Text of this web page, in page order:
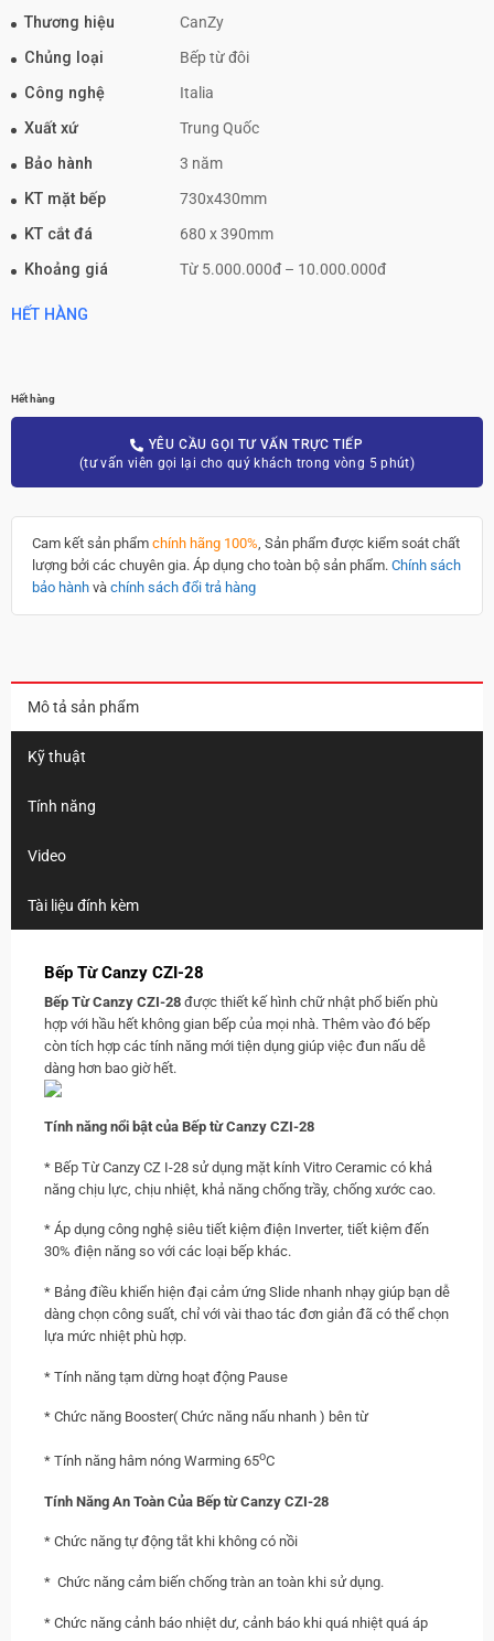
Thương hiệu
CanZy
Chủng loại
Bếp từ đôi
Công nghệ
Italia
Xuất xứ
Trung Quốc
Bảo hành
3 năm
KT mặt bếp
730x430mm
KT cắt đá
680 x 390mm
Khoảng giá
Từ 5.000.000đ – 10.000.000đ
HẾT HÀNG
Hết hàng
YÊU CẦU GỌI TƯ VẤN TRỰC TIẾP
(tư vấn viên gọi lại cho quý khách trong vòng 5 phút)
Cam kết sản phẩm chính hãng 100% , Sản phẩm được kiểm soát chất
lượng bởi các chuyên gia. Áp dụng cho toàn bộ sản phẩm. Chính sách
bảo hành và chính sách đổi trả hàng
Mô tả sản phẩm
Kỹ thuật
Tính năng
Video
Tài liệu đính kèm
Bếp Từ Canzy CZI-28
Bếp Từ Canzy CZI-28 được thiết kế hình chữ nhật phổ biến phù
hợp với hầu hết không gian bếp của mọi nhà. Thêm vào đó bếp
còn tích hợp các tính năng mới tiện dụng giúp việc đun nấu dễ
dàng hơn bao giờ hết.
Tính năng nổi bật của Bếp từ Canzy CZI-28
* Bếp Từ Canzy CZ I-28 sử dụng mặt kính Vitro Ceramic có khả
năng chịu lực, chịu nhiệt, khả năng chống trầy, chống xước cao.
* Áp dụng công nghệ siêu tiết kiệm điện Inverter, tiết kiệm đến
30% điện năng so với các loại bếp khác.
* Bảng điều khiển hiện đại cảm ứng Slide nhanh nhạy giúp bạn dễ
dàng chọn công suất, chỉ với vài thao tác đơn giản đã có thể chọn
lựa mức nhiệt phù hợp.
* Tính năng tạm dừng hoạt động Pause
* Chức năng Booster( Chức năng nấu nhanh ) bên từ
* Tính năng hâm nóng Warming 65oC
Tính Năng An Toàn Của Bếp từ Canzy CZI-28
* Chức năng tự động tắt khi không có nồi
* Chức năng cảm biến chống tràn an toàn khi sử dụng.
* Chức năng cảnh báo nhiệt dư, cảnh báo khi quá nhiệt quá áp